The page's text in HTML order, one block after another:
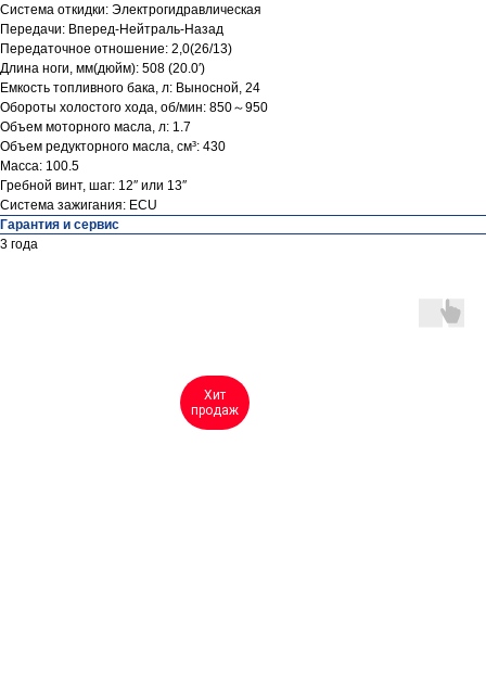
Система откидки: Электрогидравлическая
Передачи: Вперед-Нейтраль-Назад
Передаточное отношение: 2,0(26/13)
Длина ноги, мм(дюйм): 508 (20.0′)
Емкость топливного бака, л: Выносной, 24
Обороты холостого хода, об/мин: 850～950
Объем моторного масла, л: 1.7
Объем редукторного масла, см³: 430
Масса: 100.5
Гребной винт, шаг: 12″ или 13″
Система зажигания: ECU
Гарантия и сервис
3 года
Хит
продаж